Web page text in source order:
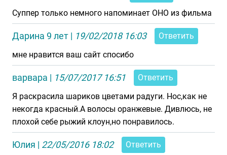
Суппер только немного напоминает ОНО из фильма
Дарина 9 лет | 19/02/2018 16:03
Ответить
мне нравится ваш сайт спосибо
варвара | 15/07/2017 16:51
Ответить
Я раскрасила шариков цветами радуги. Нос,как не
некогда красный.А волосы оранжевые. Дивлюсь, не
плохой себе рыжий клоун,но понравилось.
Юлия | 22/05/2016 18:02 Ответить